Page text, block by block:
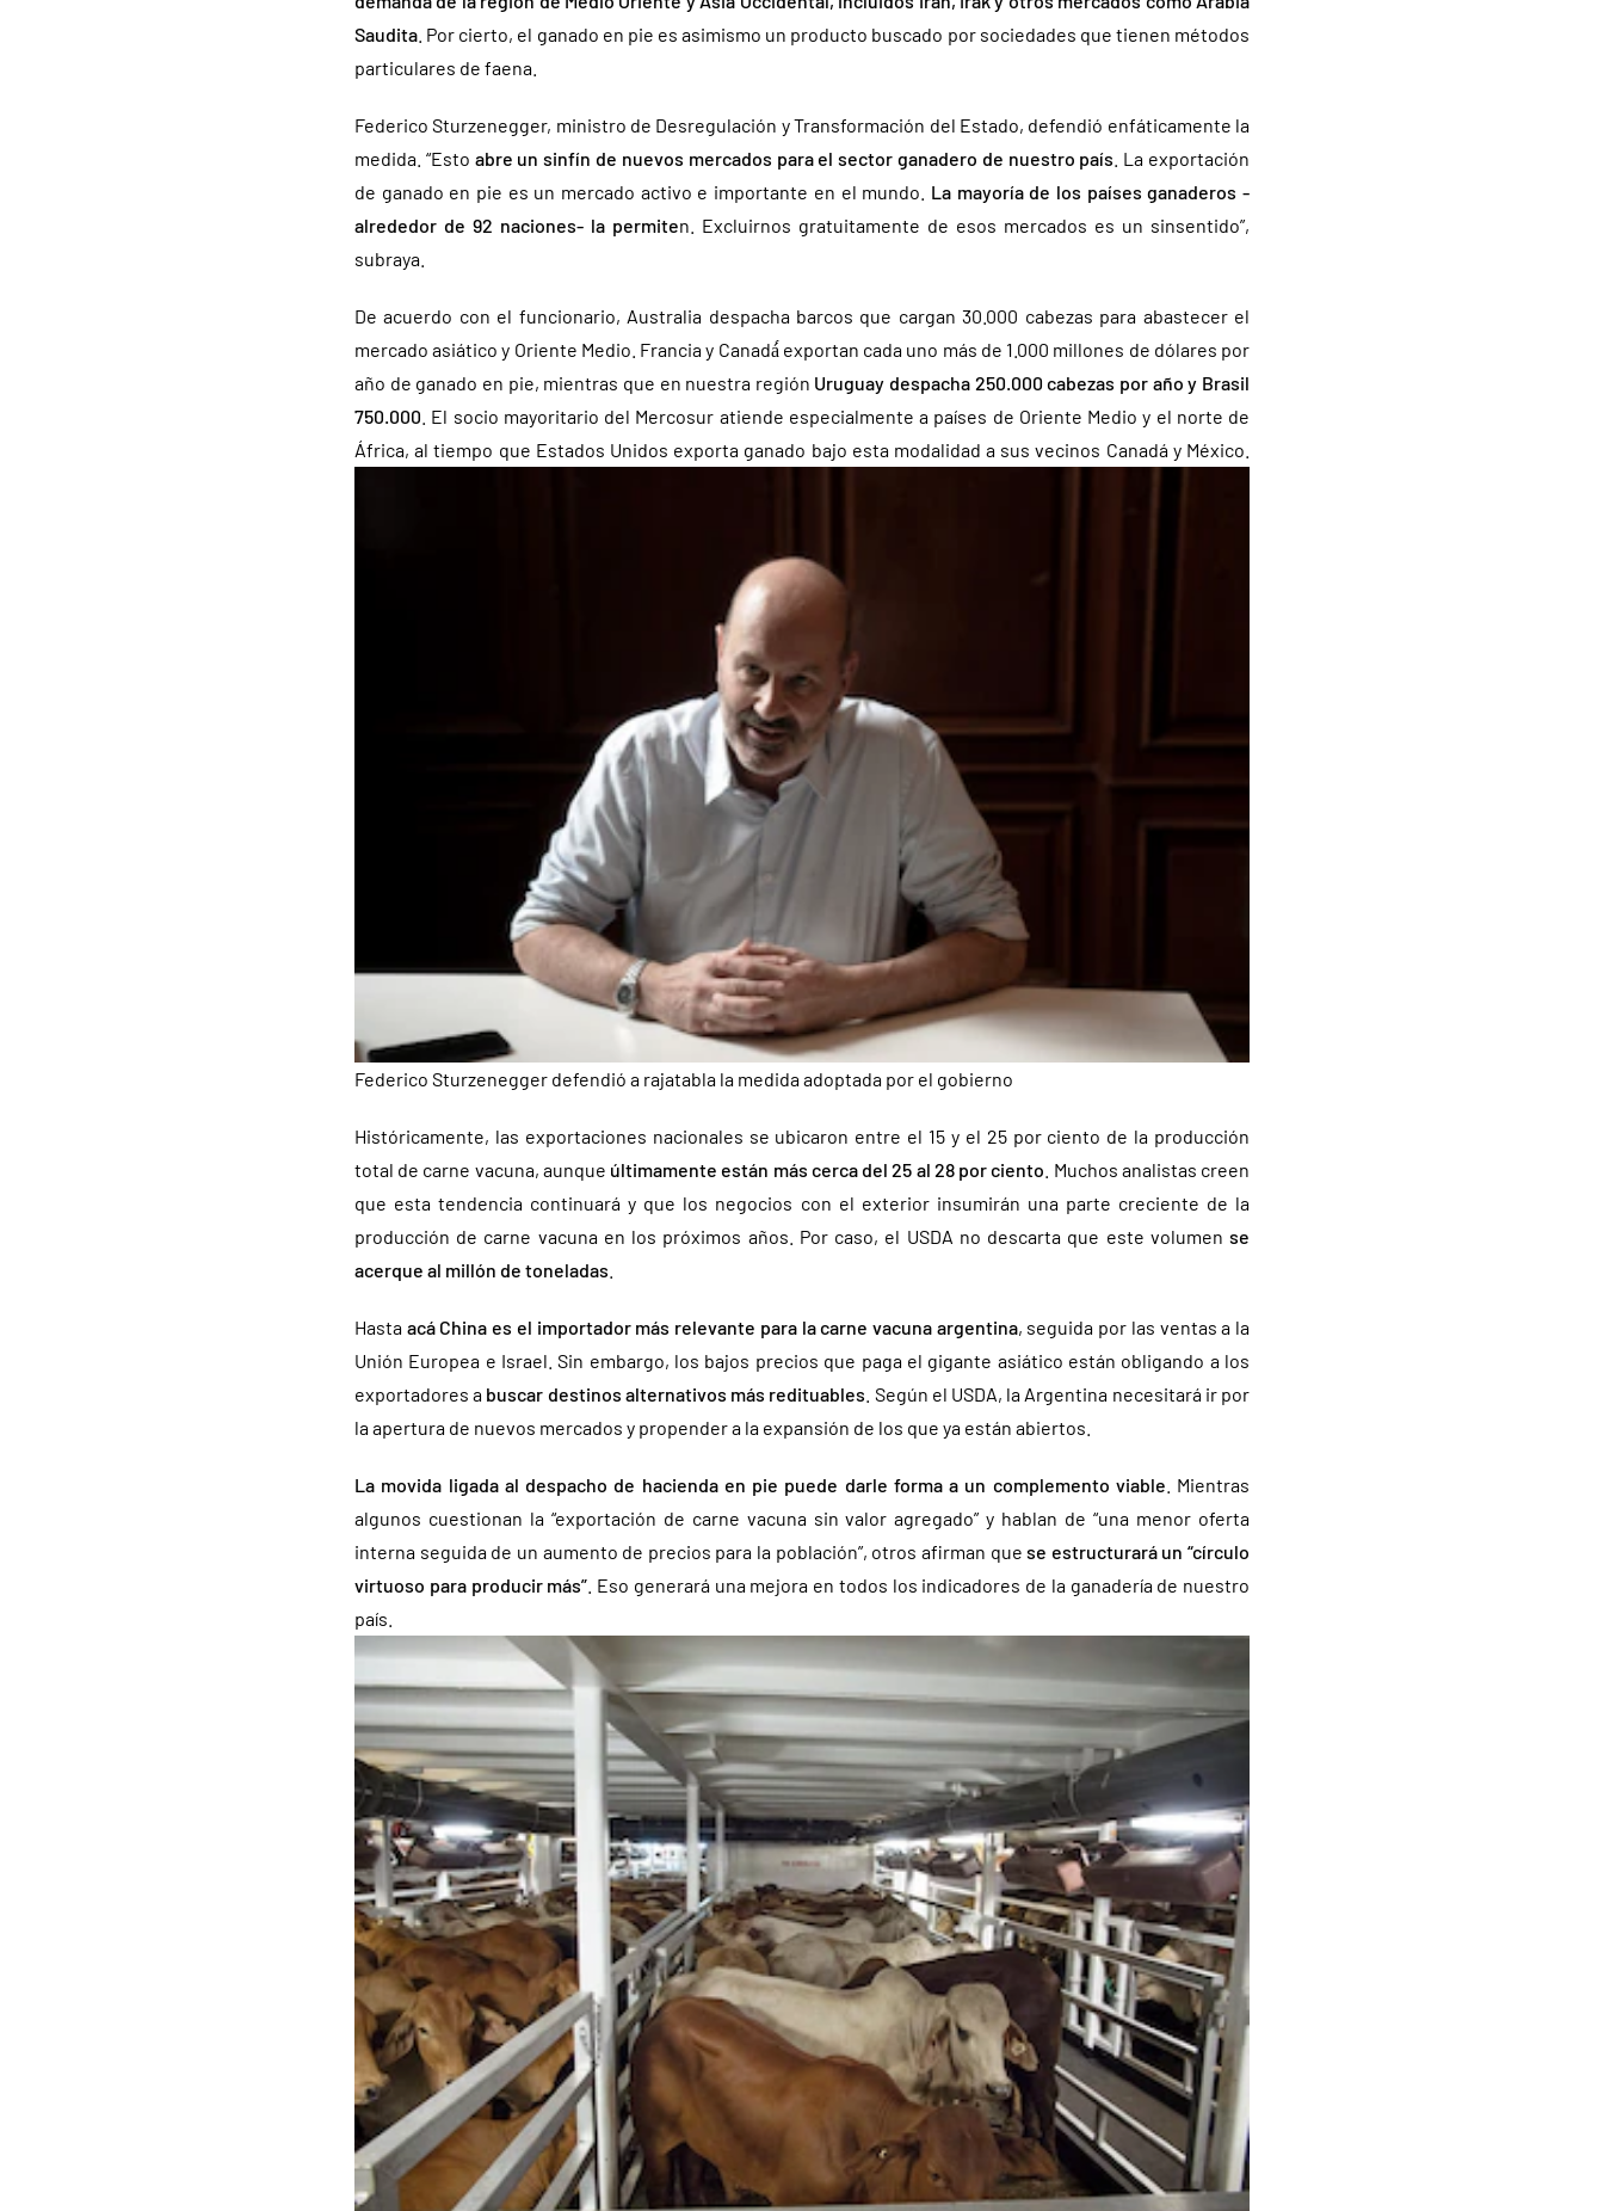
Saudita . Por cierto, el ganado en pie es asimismo un producto buscado por sociedades que tienen métodos
particulares de faena.
Federico Sturzenegger, ministro de Desregulación y Transformación del Estado, defendió enfáticamente la
medida. “Esto abre un sinfín de nuevos mercados para el sector ganadero de nuestro país . La exportación
de ganado en pie es un mercado activo e importante en el mundo. La mayoría de los países ganaderos -
alrededor de 92 naciones- la permiten. Excluirnos gratuitamente de esos mercados es un sinsentido”,
subraya.
De acuerdo con el funcionario, Australia despacha barcos que cargan 30.000 cabezas para abastecer el
mercado asiático y Oriente Medio. Francia y Canadá́ exportan cada uno más de 1.000 millones de dólares por
año de ganado en pie, mientras que en nuestra región Uruguay despacha 250.000 cabezas por año y Brasil
750.000 . El socio mayoritario del Mercosur atiende especialmente a países de Oriente Medio y el norte de
África, al tiempo que Estados Unidos exporta ganado bajo esta modalidad a sus vecinos Canadá y México.
Federico Sturzenegger defendió a rajatabla la medida adoptada por el gobierno
Históricamente, las exportaciones nacionales se ubicaron entre el 15 y el 25 por ciento de la producción
total de carne vacuna, aunque últimamente están más cerca del 25 al 28 por ciento . Muchos analistas creen
que esta tendencia continuará y que los negocios con el exterior insumirán una parte creciente de la
producción de carne vacuna en los próximos años. Por caso, el USDA no descarta que este volumen se
acerque al millón de toneladas
Hasta acá China es el importador más relevante para la carne vacuna argentina, seguida por las ventas a la
Unión Europea e Israel. Sin embargo, los bajos precios que paga el gigante asiático están obligando a los
exportadores a buscar destinos alternativos más redituables . Según el USDA, la Argentina necesitará ir por
la apertura de nuevos mercados y propender a la expansión de los que ya están abiertos.
La movida ligada al despacho de hacienda en pie puede darle forma a un complemento viable . Mientras
algunos cuestionan la “exportación de carne vacuna sin valor agregado” y hablan de “una menor oferta
interna seguida de un aumento de precios para la población”, otros afirman quese estructurará un “círculo
virtuoso para producir más” . Eso generará una mejora en todos los indicadores de la ganadería de nuestro
país.